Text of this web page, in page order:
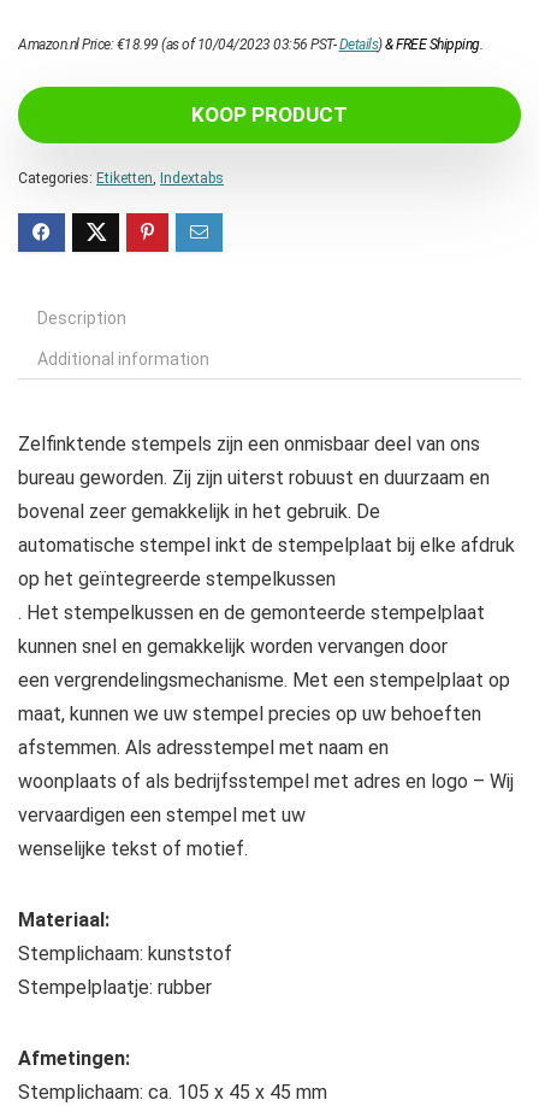
Amazon.nl Price:€18.99 (as of 10/04/2023 03:56 PST-Details)&FREE Shipping.
KOOP PRODUCT
Categories: Etiketten, Indextabs
Description
Additional information
Zelfinktende stempels zijn een onmisbaar deel van ons
bureau geworden. Zij zijn uiterst robuust en duurzaam en
bovenal zeer gemakkelijk in het gebruik. De
automatische stempel inkt de stempelplaat bij elke afdruk
op het geïntegreerde stempelkussen
. Het stempelkussen en de gemonteerde stempelplaat
kunnen snel en gemakkelijk worden vervangen door
een vergrendelingsmechanisme. Met een stempelplaat op
maat, kunnen we uw stempel precies op uw behoeften
afstemmen. Als adresstempel met naam en
woonplaats of als bedrijfsstempel met adres en logo – Wij
vervaardigen een stempel met uw
wenselijke tekst of motief.
Materiaal:
Stemplichaam: kunststof
Stempelplaatje: rubber
Afmetingen:
Stemplichaam: ca. 105 x 45 x 45 mm